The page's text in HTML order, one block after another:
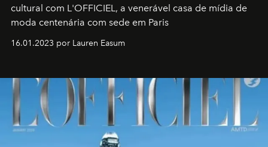
cultural com L'OFFICIEL, a venerável casa de mídia de
moda centenária com sede em Paris
16.01.2023 por Lauren Easum